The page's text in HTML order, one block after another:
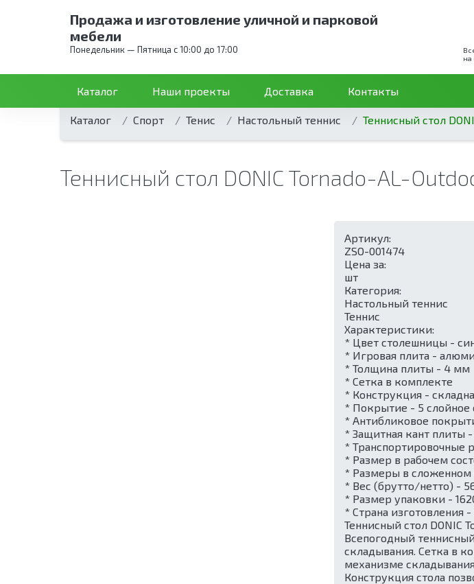
Продажа и изготовление уличной и парковой
мебели
Понедельник — Пятница с 10:00 до 17:00
на
Каталог Наши проекты Доставка Контакты
Каталог Спорт Тенис Настольный теннис Теннисный стол
Теннисный стол DONIC Tornado-AL-
Артикул:
ZSO-001474
Цена за:
шт
Категория:
Настольный теннис
Теннис
Характеристики:
* Цвет столешницы -
* Игровая плита -
* Толщина плиты - 4 мм
* Сетка в комплекте
* Конструкция -
* Покрытие - 5 слойное
* Антибликовое
* Защитная кант плиты -
* Транспортировочные
* Размер в рабочем
* Размеры в сложенном
* Вес (брутто/нетто) -
* Размер упаковки -
* Страна изготовления
Теннисный стол DONIC
Всепогодный теннисный
складывания. Сетка в
механизме
Конструкция стола